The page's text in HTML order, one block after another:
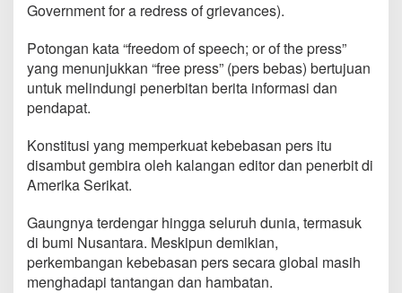
Government for a redress of grievances).
Potongan kata “freedom of speech; or of the press”
yang menunjukkan “free press” (pers bebas) bertujuan
untuk melindungi penerbitan berita informasi dan
pendapat.
Konstitusi yang memperkuat kebebasan pers itu
disambut gembira oleh kalangan editor dan penerbit di
Amerika Serikat.
Gaungnya terdengar hingga seluruh dunia, termasuk
di bumi Nusantara. Meskipun demikian,
perkembangan kebebasan pers secara global masih
menghadapi tantangan dan hambatan.